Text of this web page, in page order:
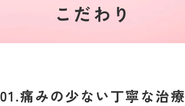
こだわり
01.痛みの少ない丁寧な治療